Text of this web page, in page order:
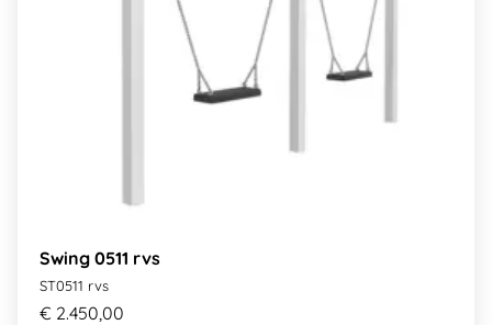
Swing 0511 rvs
ST0511 rvs
€ 2.450,00